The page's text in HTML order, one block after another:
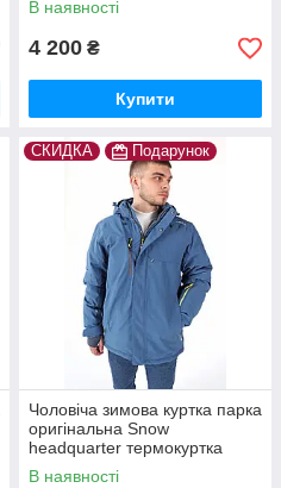
В наявності
4 200 ₴
Купити
СКИДКА Подарунок
Чоловіча зимова куртка парка
оригінальна Snow
headquarter термокуртка
гірськолижна тепла на зиму
В наявності